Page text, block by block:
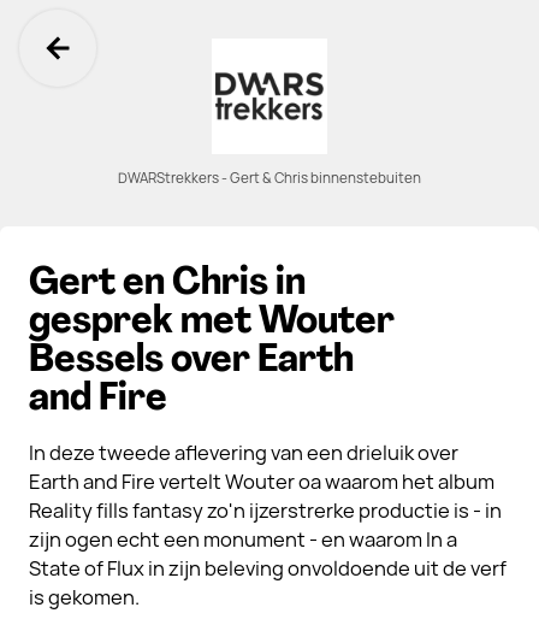
Ga terug
DWARStrekkers - Gert & Chris binnenstebuiten
Gert en Chris in
gesprek met Wouter
Bessels over Earth
and Fire
In deze tweede aflevering van een drieluik over
Earth and Fire vertelt Wouter oa waarom het album
Reality fills fantasy zo'n ijzerstrerke productie is - in
zijn ogen echt een monument - en waarom In a
State of Flux in zijn beleving onvoldoende uit de verf
is gekomen.